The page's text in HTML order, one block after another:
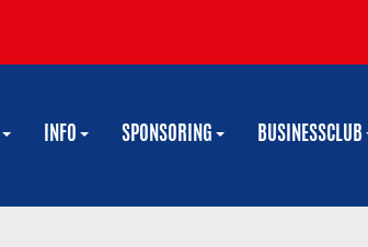
INFO SPONSORING BUSINESSCLUB